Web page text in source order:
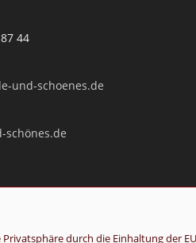
durch die Einhaltung der
44
und-schoenes.de
schönes.de